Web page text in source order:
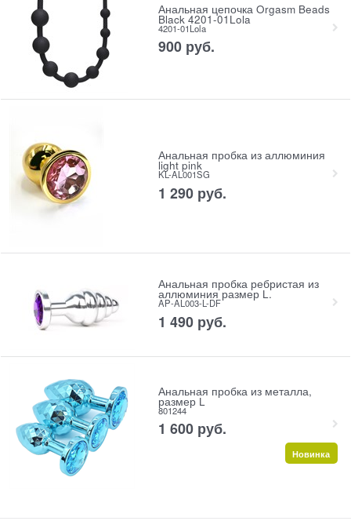
Анальная цепочка Orgasm Beads
Black 4201-01Lola
4201-01Lola
900 руб.
Анальная пробка из аллюминия
light pink
KL-AL001SG
1 290 руб.
Анальная пробка ребристая из
аллюминия размер L.
AP-AL003-L-DF
1 490 руб.
Анальная пробка из металла,
размер L
801244
1 600 руб.
Новинка